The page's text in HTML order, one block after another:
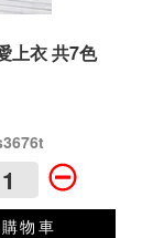
上衣 共7色
物車